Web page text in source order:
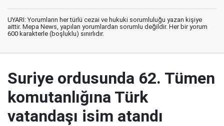
UYARI: Yorumların her türlü cezai ve hukuki sorumluluğu yazan kişiye
aittir. Mepa News, yapılan yorumlardan sorumlu değildir. Her bir yorum
600 karakterle (boşluklu) sınırlıdır.
Suriye ordusunda 62. Tümen
komutanlığına Türk
vatandaşı isim atandı